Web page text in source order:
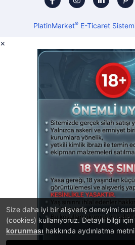
Size daha iyi bir alışveriş deneyimi
(cookies) kullanıyoruz. Detaylı bilgi için
korunması hakkında aydınlatma
PlatinMarket®E-Ticaret
×